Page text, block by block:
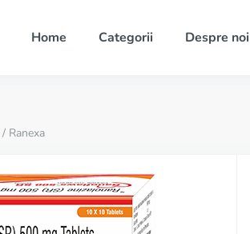
Home Categorii Despre noi
/ Ranexa